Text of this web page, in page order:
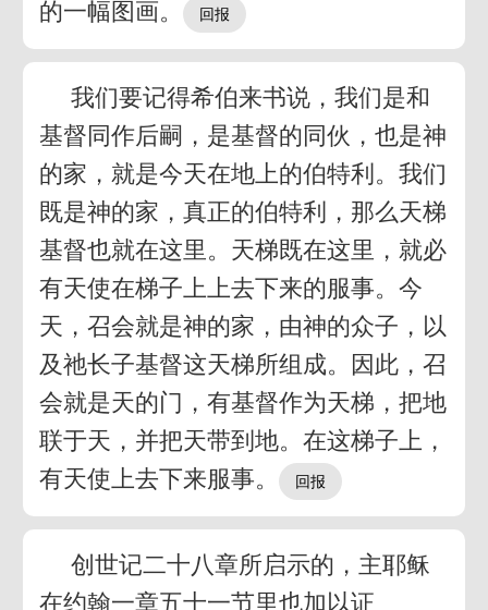
的一幅图画。
我们要记得希伯来书说，我们是和
基督同作后嗣，是基督的同伙，也是神
的家，就是今天在地上的伯特利。我们
既是神的家，真正的伯特利，那么天梯
基督也就在这里。天梯既在这里，就必
有天使在梯子上上去下来的服事。今
天，召会就是神的家，由神的众子，以
及祂长子基督这天梯所组成。因此，召
会就是天的门，有基督作为天梯，把地
联于天，并把天带到地。在这梯子上，
有天使上去下来服事。
创世记二十八章所启示的，主耶稣
在约翰一章五十一节里也加以证